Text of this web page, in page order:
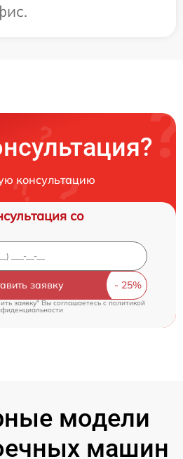
консультацию
со
заявку
заявку" Вы соглашаетесь cполитикой
модели
машин